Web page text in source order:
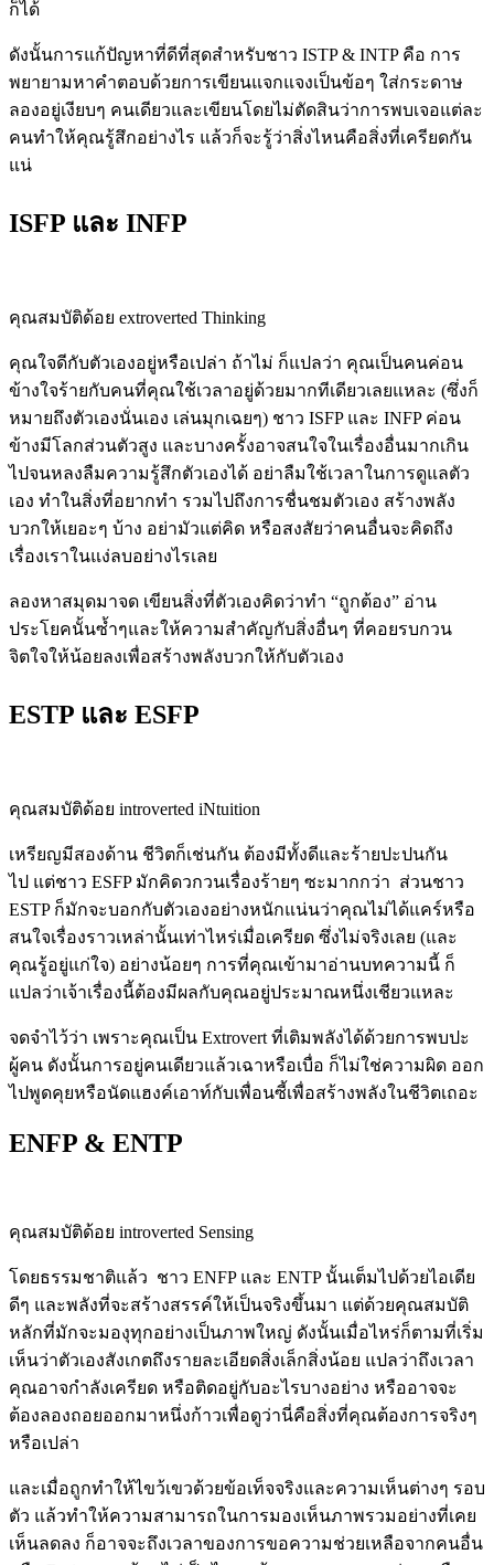
ก็ได้
ดังนั้นการแก้ปัญหาที่ดีที่สุดสำหรับชาว ISTP & INTP คือ การ
พยายามหาคำตอบด้วยการเขียนแจกแจงเป็นข้อๆ ใส่กระดาษ
ลองอยู่เงียบๆ คนเดียวและเขียนโดยไม่ตัดสินว่าการพบเจอแต่ละ
คนทำให้คุณรู้สึกอย่างไร แล้วก็จะรู้ว่าสิ่งไหนคือสิ่งที่เครียดกัน
แน่
ISFP และ INFP
คุณสมบัติด้อย extroverted Thinking
คุณใจดีกับตัวเองอยู่หรือเปล่า ถ้าไม่ ก็แปลว่า คุณเป็นคนค่อน
ข้างใจร้ายกับคนที่คุณใช้เวลาอยู่ด้วยมากทีเดียวเลยแหละ (ซึ่งก็
หมายถึงตัวเองนั่นเอง เล่นมุกเฉยๆ) ชาว ISFP และ INFP ค่อน
ข้างมีโลกส่วนตัวสูง และบางครั้งอาจสนใจในเรื่องอื่นมากเกิน
ไปจนหลงลืมความรู้สึกตัวเองได้ อย่าลืมใช้เวลาในการดูแลตัว
เอง ทำในสิ่งที่อยากทำ รวมไปถึงการชื่นชมตัวเอง สร้างพลัง
บวกให้เยอะๆ บ้าง อย่ามัวแต่คิด หรือสงสัยว่าคนอื่นจะคิดถึง
เรื่องเราในแง่ลบอย่างไรเลย
ลองหาสมุดมาจด เขียนสิ่งที่ตัวเองคิดว่าทำ “ถูกต้อง” อ่าน
ประโยคนั้นซ้ำๆและให้ความสำคัญกับสิ่งอื่นๆ ที่คอยรบกวน
จิตใจให้น้อยลงเพื่อสร้างพลังบวกให้กับตัวเอง
ESTP และ ESFP
คุณสมบัติด้อย introverted iNtuition
เหรียญมีสองด้าน ชีวิตก็เช่นกัน ต้องมีทั้งดีและร้ายปะปนกัน
ไป แต่ชาว ESFP มักคิดวกวนเรื่องร้ายๆ ซะมากกว่า ส่วนชาว
ESTP ก็มักจะบอกกับตัวเองอย่างหนักแน่นว่าคุณไม่ได้แคร์หรือ
สนใจเรื่องราวเหล่านั้นเท่าไหร่เมื่อเครียด ซึ่งไม่จริงเลย (และ
คุณรู้อยู่แก่ใจ) อย่างน้อยๆ การที่คุณเข้ามาอ่านบทความนี้ ก็
แปลว่าเจ้าเรื่องนี้ต้องมีผลกับคุณอยู่ประมาณหนึ่งเชียวแหละ
จดจำไว้ว่า เพราะคุณเป็น Extrovert ที่เติมพลังได้ด้วยการพบปะ
ผู้คน ดังนั้นการอยู่คนเดียวแล้วเฉาหรือเบื่อ ก็ไม่ใช่ความผิด ออก
ไปพูดคุยหรือนัดแฮงค์เอาท์กับเพื่อนซี้เพื่อสร้างพลังในชีวิตเถอะ
ENFP & ENTP
คุณสมบัติด้อย introverted Sensing
โดยธรรมชาติแล้ว ชาว ENFP และ ENTP นั้นเต็มไปด้วยไอเดีย
ดีๆ และพลังที่จะสร้างสรรค์ให้เป็นจริงขึ้นมา แต่ด้วยคุณสมบัติ
หลักที่มักจะมองุทุกอย่างเป็นภาพใหญ่ ดังนั้นเมื่อไหร่ก็ตามที่เริ่ม
เห็นว่าตัวเองสังเกตถึงรายละเอียดสิ่งเล็กสิ่งน้อย แปลว่าถึงเวลา
คุณอาจกำลังเครียด หรือติดอยู่กับอะไรบางอย่าง หรืออาจจะ
ต้องลองถอยออกมาหนึ่งก้าวเพื่อดูว่านี่คือสิ่งที่คุณต้องการจริงๆ
หรือเปล่า
และเมื่อถูกทำให้ไขว้เขวด้วยข้อเท็จจริงและความเห็นต่างๆ รอบ
ตัว แล้วทำให้ความสามารถในการมองเห็นภาพรวมอย่างที่เคย
เห็นลดลง ก็อาจจะถึงเวลาของการขอความช่วยเหลือจากคนอื่น